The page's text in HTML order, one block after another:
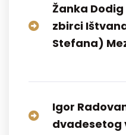
Žanka
zbirci
Stefana)
Igor
dvadesetog